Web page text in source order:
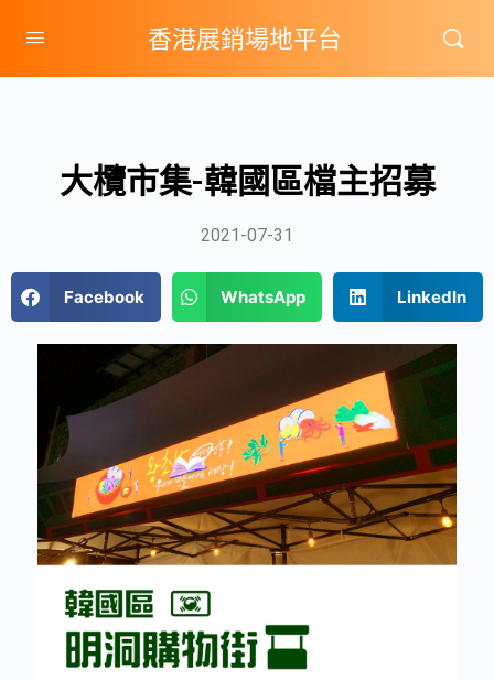
香港展銷場地平台
大欖市集-韓國區檔主招募
2021-07-31
Facebook WhatsApp LinkedIn